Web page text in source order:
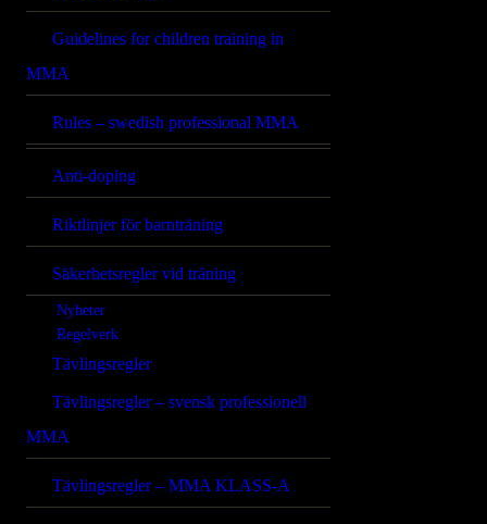
Guidelines for children training in
MMA
Rules – swedish professional MMA
Anti-doping
Riktlinjer för barnträning
Säkerhetsregler vid träning
Nyheter
Regelverk
Tävlingsregler
Tävlingsregler – svensk professionell
MMA
Tävlingsregler – MMA KLASS-A